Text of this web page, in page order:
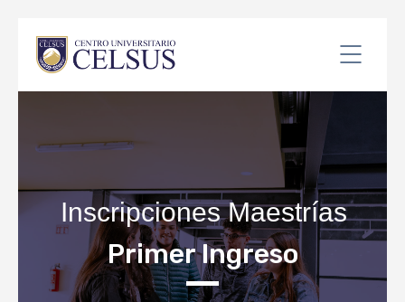
Inscripciones Maestrías
Primer Ingreso